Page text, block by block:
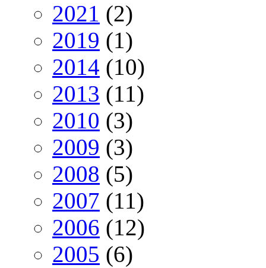
2021 (2)
2019 (1)
2014 (10)
2013 (11)
2010 (3)
2009 (3)
2008 (5)
2007 (11)
2006 (12)
2005 (6)